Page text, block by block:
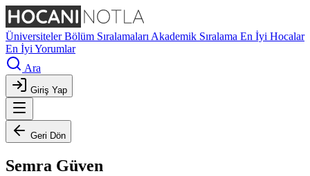
ÜniversitelerBölüm Sıralamaları Akademik Sıralama En İyi Hocalar
En İyi Yorumlar
Ara
Giriş Yap
Geri Dön
Semra Güven